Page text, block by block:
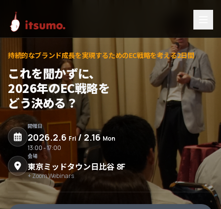
持続的なブランド成長を実現するためのEC戦略を考える2日間
これを聞かずに、
2026年のEC戦略を
どう決める？
開催日
2026.2.6 Fri/ 2.16 Mon
13:00 - 17:00
会場
東京ミッドタウン日比谷 8F
+ Zoom Webinars